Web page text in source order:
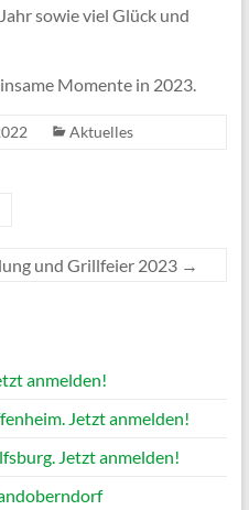
sowie viel Glück und
Momente in 2023.
Aktuelles
und Grillfeier 2023 →
anmelden!
Jetzt anmelden!
Jetzt anmelden!